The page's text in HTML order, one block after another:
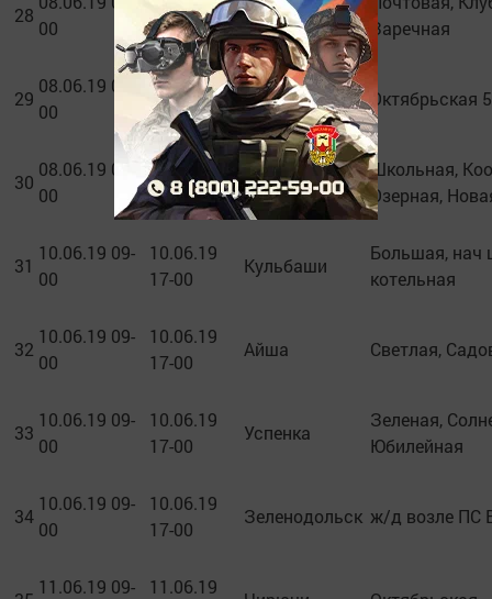
28
00
17-00
Б Кургузи
Заречная
29
08.06.19 09-
00
08.06.19
17-00
Васильево Октябрьская
30
08.06.19 09-
00
08.06.19
17-00
Айша
Школьная,
Озерная,
31
10.06.19 09-
00
10.06.19
17-00
Кульбаши
Большая, нач
котельная
32
10.06.19 09-
00
10.06.19
17-00
Айша Светлая,
33
10.06.19 09-
00
10.06.19
17-00
Успенка
Зеленая,
Юбилейная
34
10.06.19 09-
00
10.06.19
17-00
Зеленодольск ж/д возле ПС
11.06.19 09-
11.06.19